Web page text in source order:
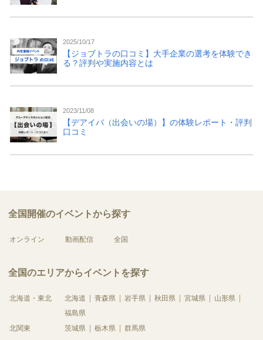
2025/10/17
【ジョブトラの口コミ】大手企業の選考を体験でき
る？評判や実施内容とは
2023/11/08
【デアイバ（出会いの場）】の体験レポート・評判
口コミ
全国開催のイベントから探す
オンライン 動画配信 全国
全国のエリアからイベントを探す
北海道・東北 北海道 青森県 岩手県 秋田県 宮城県
山形県
福島県
北関東
茨城県 栃木県 群馬県